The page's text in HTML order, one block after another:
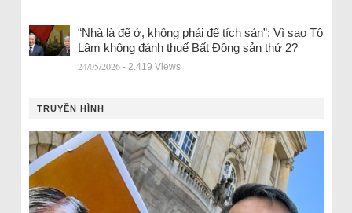
“Nhà là để ở, không phải để tích sản”: Vì sao Tô
Lâm không đánh thuế Bất Động sản thứ 2?
24/05/2026 - 2.419 Views
TRUYỀN HÌNH